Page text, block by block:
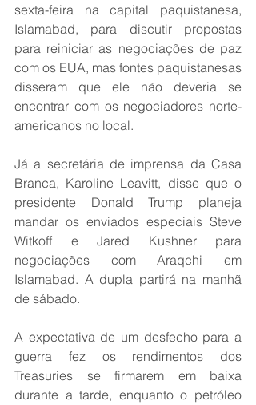
sexta-feira na capital paquistanesa,
Islamabad, para discutir propostas
para reiniciar as negociações de paz
com os EUA, mas fontes paquistanesas
disseram que ele não deveria se
encontrar com os negociadores norte-
americanos no local.
Já a secretária de imprensa da Casa
Branca, Karoline Leavitt, disse que o
presidente Donald Trump planeja
mandar os enviados especiais Steve
Witkoff e Jared Kushner para
negociações com Araqchi em
Islamabad. A dupla partirá na manhã
de sábado.
A expectativa de um desfecho para a
guerra fez os rendimentos dos
Treasuries se firmarem em baixa
durante a tarde, enquanto o petróleo